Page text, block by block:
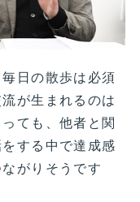
日の散歩は必須
が生まれるのは
ても、他者と関
する中で達成感
がりそうです